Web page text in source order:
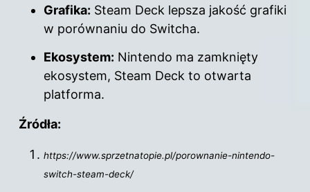
Grafika: Steam Deck lepsza jakość grafiki
w porównaniu do Switcha.
Ekosystem: Nintendo ma zamknięty
ekosystem, Steam Deck to otwarta
platforma.
Źródła:
https://www.sprzetnatopie.pl/porownanie-nintendo-
switch-steam-deck/